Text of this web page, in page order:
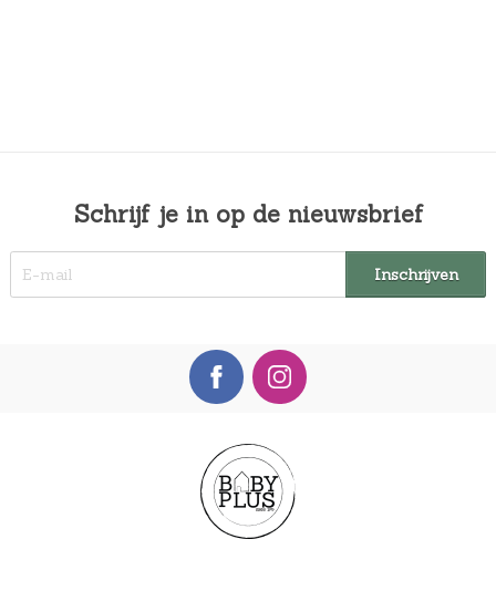
Schrijf je in op de nieuwsbrief